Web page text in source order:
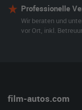
Professionelle
Wir beraten und
vor Ort, inkl.
film-autos.com